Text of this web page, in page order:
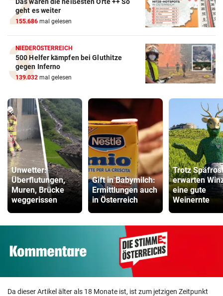
Das waren die heißesten Orte ++ So
geht es weiter
155.686 mal gelesen
NIEDERÖSTERREICH
500 Helfer kämpfen bei Gluthitze
gegen Inferno
139.032 mal gelesen
Unwetter:
Überflutungen,
Muren, Brücke
weggerissen
Gift in Babymilch:
Ermittlungen auch
in Österreich
Trotz
erwarten
eine gute
Weinernte
Da dieser Artikel älter als 18 Monate ist, ist zum jetzigen Zeitpunkt